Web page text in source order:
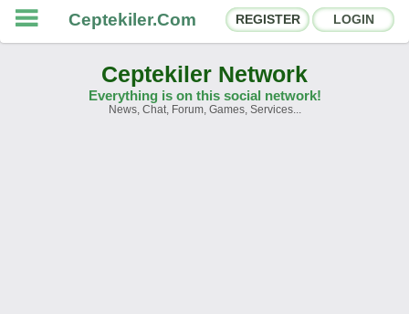
Ceptekiler.Com REGISTER LOGIN
Ceptekiler Network
Everything is on this social network!
News, Chat, Forum, Games, Services...